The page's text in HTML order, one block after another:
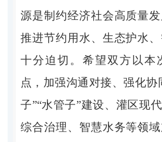
源是制约经济社会高质量发
推进节约用水、生态护水
十分迫切。希望双方以本
点，加强沟通对接、强化协
子”“水管子”建设、灌区现
综合治理、智慧水务等领